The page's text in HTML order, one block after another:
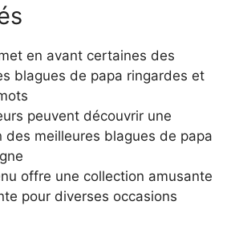
en avant certaines des
blagues de papa ringardes et
peuvent découvrir une
des meilleures blagues de papa
offre une collection amusante
pour diverses occasions